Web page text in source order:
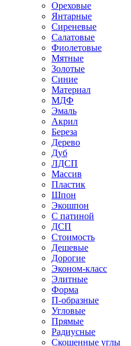
Ореховые
Янтарные
Сиреневые
Салатовые
Фиолетовые
Мятные
Золотые
Синие
Материал
МДФ
Эмаль
Акрил
Береза
Дерево
Дуб
ЛДСП
Массив
Пластик
Шпон
Экошпон
С патиной
ДСП
Стоимость
Дешевые
Дорогие
Эконом-класс
Элитные
Форма
П-образные
Угловые
Прямые
Радиусные
Скошенные углы